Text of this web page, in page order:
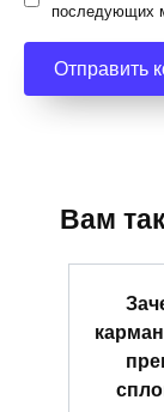
последующих
Вам